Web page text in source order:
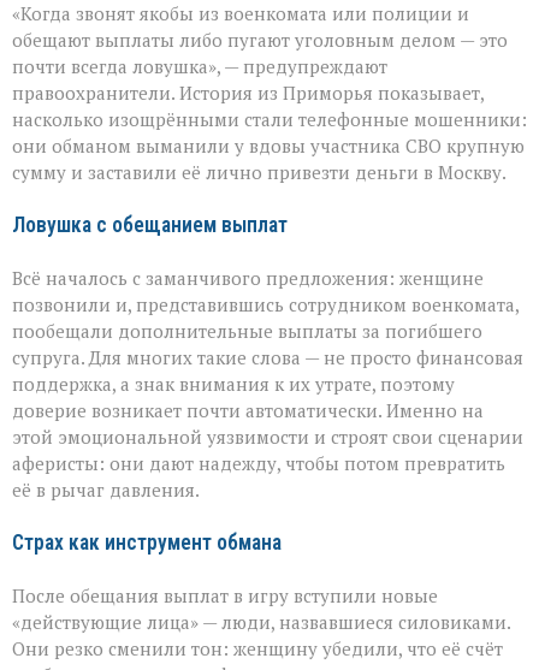
сыграли
на
самом
больном»:
вдова
военного
лишилась
миллионов
из‑за
«Когда звонят якобы из военкомата или полиции и
обещают выплаты либо пугают уголовным делом — это
почти всегда ловушка», — предупреждают
правоохранители. История из Приморья показывает,
насколько изощрёнными стали телефонные мошенники:
они обманом выманили у вдовы участника СВО крупную
сумму и заставили её лично привезти деньги в Москву.
Ловушка с обещанием выплат
Всё началось с заманчивого предложения: женщине
позвонили и, представившись сотрудником военкомата,
пообещали дополнительные выплаты за погибшего
супруга. Для многих такие слова — не просто финансовая
поддержка, а знак внимания к их утрате, поэтому
доверие возникает почти автоматически. Именно на
этой эмоциональной уязвимости и строят свои сценарии
аферисты: они дают надежду, чтобы потом превратить
её в рычаг давления.
Страх как инструмент обмана
После обещания выплат в игру вступили новые
«действующие лица» — люди, назвавшиеся силовиками.
Они резко сменили тон: женщину убедили, что её счёт